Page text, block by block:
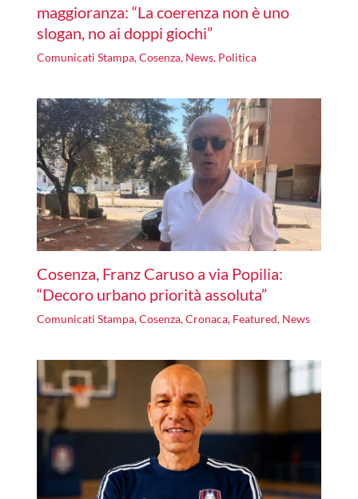
maggioranza: “La coerenza non è uno
slogan, no ai doppi giochi”
Comunicati Stampa,Cosenza, News, Politica
Cosenza, Franz Caruso a via Popilia:
“Decoro urbano priorità assoluta”
Comunicati Stampa,Cosenza,Cronaca, Featured, News